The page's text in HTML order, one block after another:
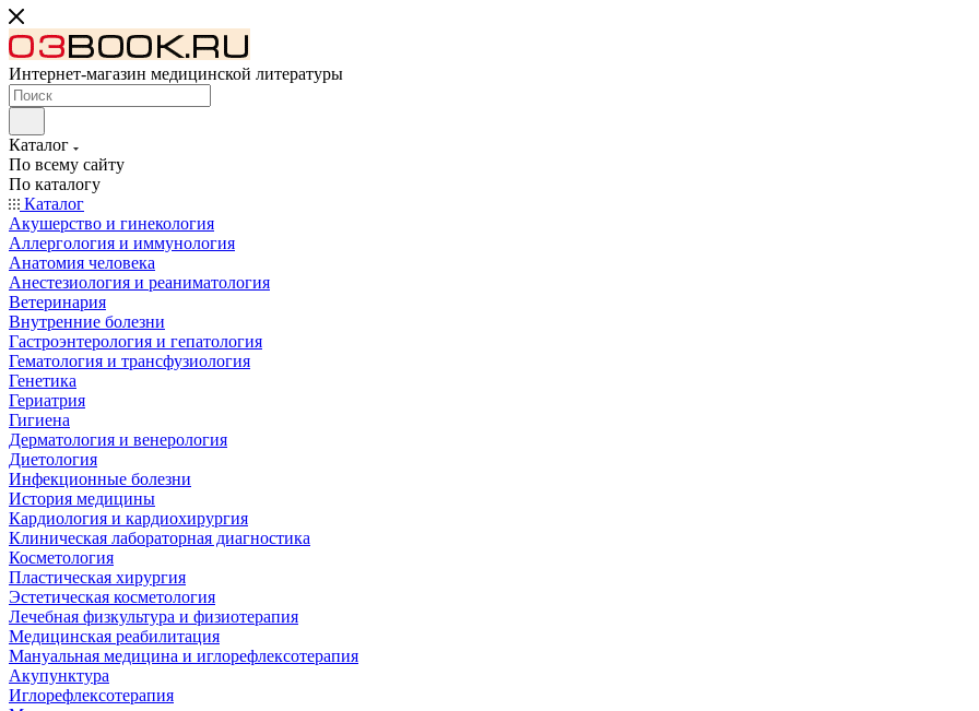
Интернет-магазин медицинской литературы
Каталог
По всему сайту
По каталогу
Каталог
Акушерство и гинекология
Аллергология и иммунология
Анатомия человека
Анестезиология и реаниматология
Ветеринария
Внутренние болезни
Гастроэнтерология и гепатология
Гематология и трансфузиология
Генетика
Гериатрия
Гигиена
Дерматология и венерология
Диетология
Инфекционные болезни
История медицины
Кардиология и кардиохирургия
Клиническая лабораторная диагностика
Косметология
Пластическая хирургия
Эстетическая косметология
Лечебная физкультура и физиотерапия
Медицинская реабилитация
Мануальная медицина и иглорефлексотерапия
Акупунктура
Иглорефлексотерапия